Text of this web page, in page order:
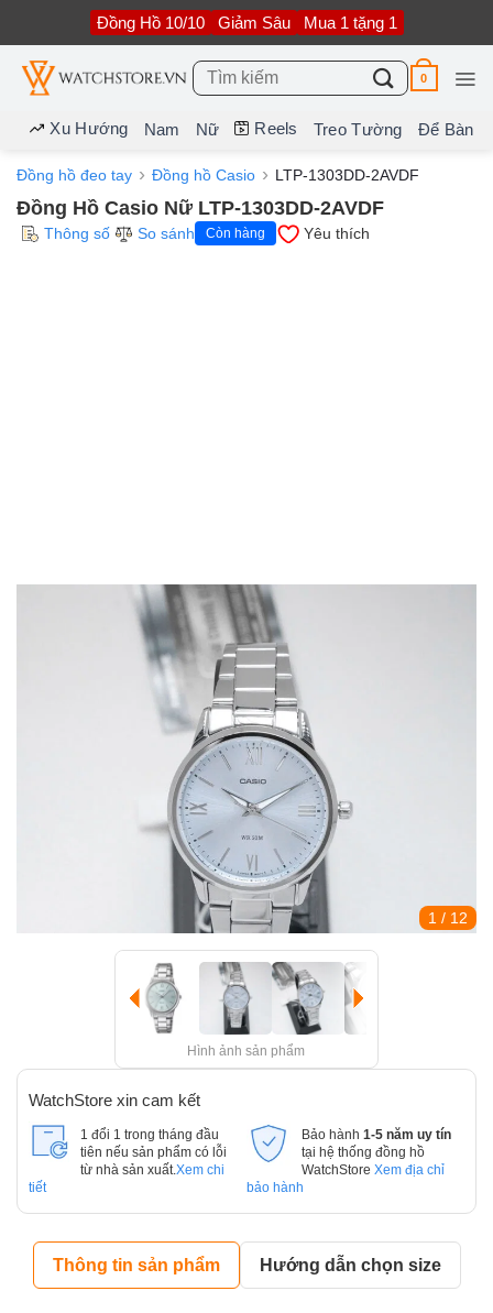
nội
dung
Đồng Hồ 10/10 Giảm Sâu Mua 1 tặng 1
Tìm
kiếm:
0
Xu Hướng Nam Nữ Reels Treo Tường Để Bàn
Đồng hồ đeo tay Đồng hồ Casio LTP-1303DD-2AVDF
Đồng Hồ Casio Nữ LTP-1303DD-2AVDF
Thông số So sánh Còn hàng Yêu thích
1 / 12
Hình ảnh sản phẩm
WatchStore xin cam kết
1 đổi 1 trong tháng đầu
tiên nếu sản phẩm có lỗi
từ nhà sản xuất. Xem chi
tiết
Bảo hành 1-5 năm uy tín
tại hệ thống đồng hồ
WatchStore Xem địa chỉ
bảo hành
Thông tin sản phẩm Hướng dẫn chọn size